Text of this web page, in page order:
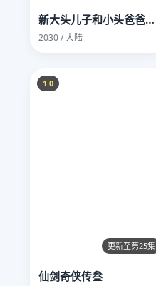
新大头儿子和小头爸爸—— 运动中国行
2030 / 大陆
1.0
更新至第25集
仙剑奇侠传叁